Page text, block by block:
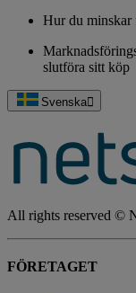
Hur du minskar
slutföra sitt köp
Svenska
All rights reserved ©
FÖRETAGET